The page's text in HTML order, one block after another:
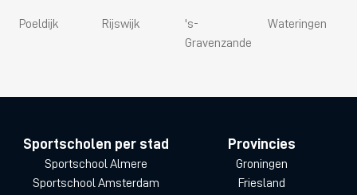
Poeldijk Rijswijk
's-
Gravenzande
Wateringen
Sportscholen per stad
Sportschool Almere
Sportschool Amsterdam
Provincies
Groningen
Friesland